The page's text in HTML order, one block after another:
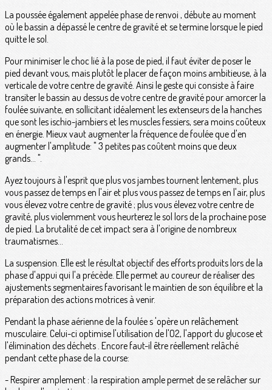
La poussée également appelée phase de renvoi , débute au moment
où le bassin a dépassé le centre de gravité et se termine lorsque le pied
quitte le sol.
Pour minimiser le choc lié à la pose de pied, il faut éviter de poser le
pied devant vous, mais plutôt le placer de façon moins ambitieuse, à la
verticale de votre centre de gravité. Ainsi le geste qui consiste à faire
transiter le bassin au dessus de votre centre de gravité pour amorcer la
foulée suivante, en sollicitant idéalement les extenseurs de la hanches
que sont les ischio-jambiers et les muscles fessiers, sera moins coûteux
en énergie. Mieux vaut augmenter la fréquence de foulée que d'en
augmenter l'amplitude: " 3 petites pas coûtent moins que deux
grands... ".
Ayez toujours à l'esprit que plus vos jambes tournent lentement, plus
vous passez de temps en l'air et plus vous passez de temps en l'air, plus
vous élevez votre centre de gravité ; plus vous élevez votre centre de
gravité, plus violemment vous heurterez le sol lors de la prochaine pose
de pied. La brutalité de cet impact sera à l'origine de nombreux
traumatismes...
La suspension. Elle est le résultat objectif des efforts produits lors de la
phase d'appui qui l'a précède. Elle permet au coureur de réaliser des
ajustements segmentaires favorisant le maintien de son équilibre et la
préparation des actions motrices à venir.
Pendant la phase aérienne de la foulée s 'opère un relâchement
musculaire. Celui-ci optimise l'utilisation de l'O2, l'apport du glucose et
l'élimination des déchets . Encore faut-il être réellement relâché
pendant cette phase de la course:
- Respirer amplement : la respiration ample permet de se relâcher sur